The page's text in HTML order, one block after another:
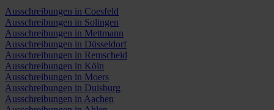
Ausschreibungen in Coesfeld
Ausschreibungen in Solingen
Ausschreibungen in Mettmann
Ausschreibungen in Düsseldorf
Ausschreibungen in Remscheid
Ausschreibungen in Köln
Ausschreibungen in Moers
Ausschreibungen in Duisburg
Ausschreibungen in Aachen